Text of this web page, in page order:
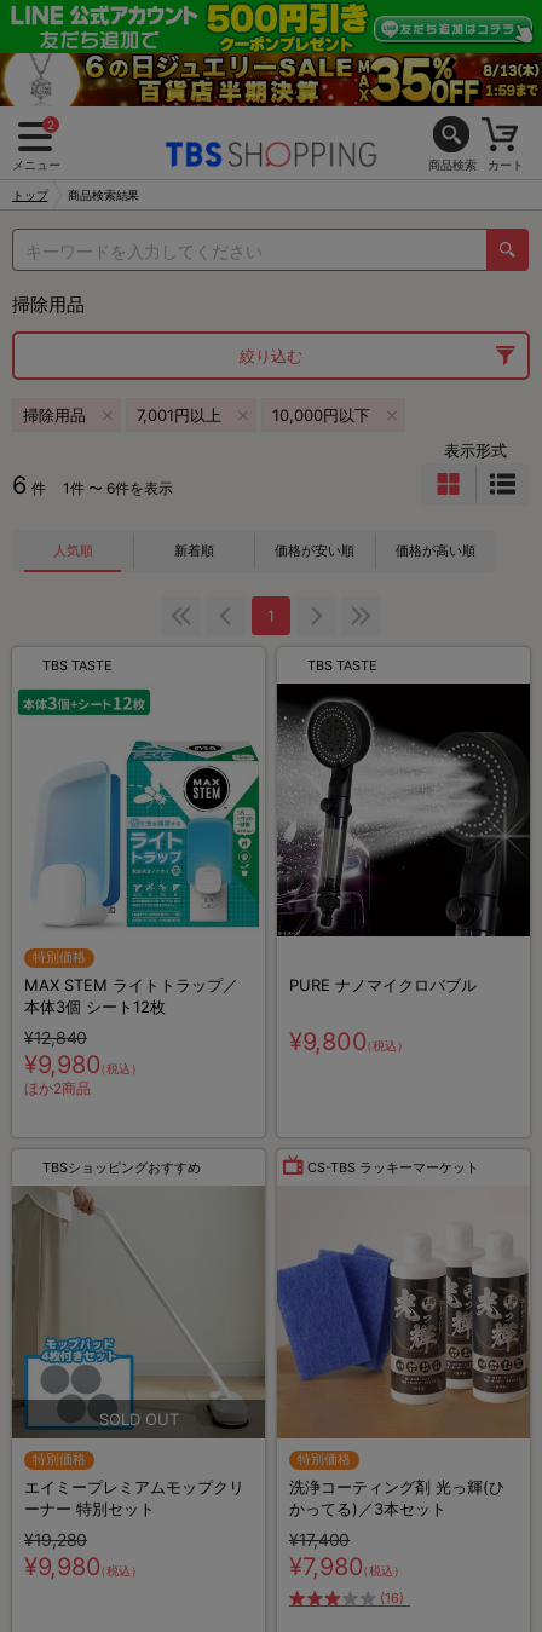
2
メニュー 商品検索 カート
トップ 商品検索結果
掃除用品
絞り込む
掃除用品 7,001円以上 10,000円以下
6 件 1件 〜 6件を表示
表示形式
人気順 新着順 価格が安い順 価格が高い順
1
TBS TASTE
特別価格
MAX STEM ライトトラップ／
本体3個 シート12枚
¥12,840
¥9,980（税込）
ほか2商品
TBS TASTE
PURE ナノマイクロバブル
¥9,800（税込）
TBSショッピングおすすめ
特別価格
エイミープレミアムモップクリ
ーナー 特別セット
¥19,280
¥9,980（税込）
CS-TBS ラッキーマーケット
特別価格
洗浄コーティング剤 光っ輝(ひ
かってる)／3本セット
¥17,400
¥7,980（税込）
(16)